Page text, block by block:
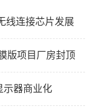
线连接芯片发展
版项目厂房封顶
示器商业化